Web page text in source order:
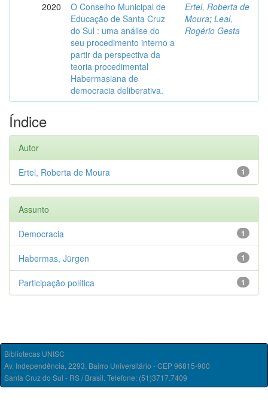
2020
O Conselho Municipal de
Educação de Santa Cruz
do Sul : uma análise do
seu procedimento interno a
partir da perspectiva da
teoria procedimental
Habermasiana de
democracia deliberativa.
Ertel, Roberta de
Moura; Leal,
Rogério Gesta
Índice
Autor
1
Ertel, Roberta de Moura
Assunto
1
Democracia
1
Habermas, Jürgen
1
Participação política
Bibliotecas UNISC
Av. Independência, 2293, Bairro Universitário - CEP 96815-900
Santa Cruz do Sul - RS / Brasil. Telefone: (51)3717.7409